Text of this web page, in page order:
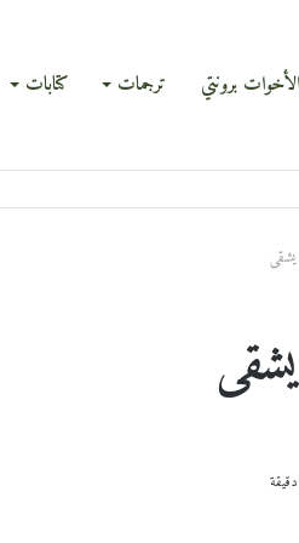
الأخوات برونتي ترجمات كتابات